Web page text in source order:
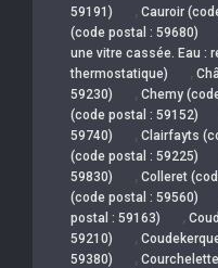
59191)
, Cauroir
(code postal : 59680)
une vitre cassée. Eau :
thermostatique)
,
59230)
, Chemy
(code postal : 59152)
59740)
, Clairfayts
(code postal : 59225)
59830)
, Colleret
(code postal : 59560)
postal : 59163)
,
59210)
,
59380)
,